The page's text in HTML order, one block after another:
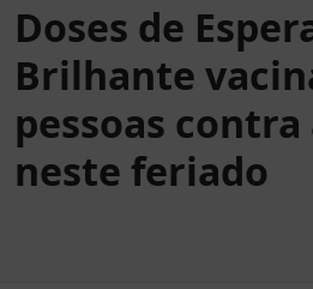
Doses de
Brilhante
pessoas contra
neste feriado